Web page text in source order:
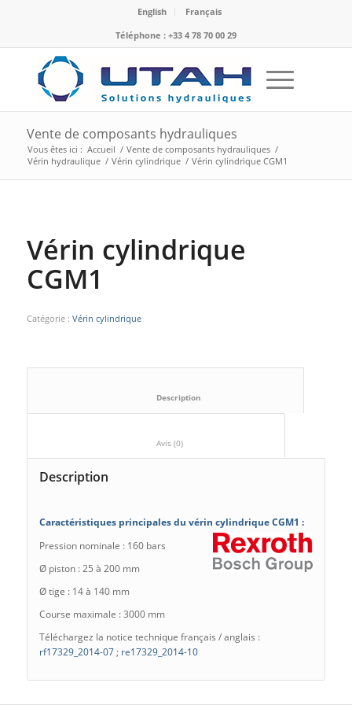
English
Français
Téléphone : +33 4 78 70 00 29
Vente de composants hydrauliques
Vous êtes ici : Accueil / Vente de composants hydrauliques /
Vérin hydraulique / Vérin cylindrique / Vérin cylindrique CGM1
Vérin cylindrique
CGM1
Catégorie : Vérin cylindrique
						Avis (0)
Description
Caractéristiques principales du vérin cylindrique CGM1 :
Pression nominale : 160 bars
Ø piston : 25 à 200 mm
Ø tige : 14 à 140 mm
Course maximale : 3000 mm
Téléchargez la notice technique français / anglais :
rf17329_2014-07; re17329_2014-10